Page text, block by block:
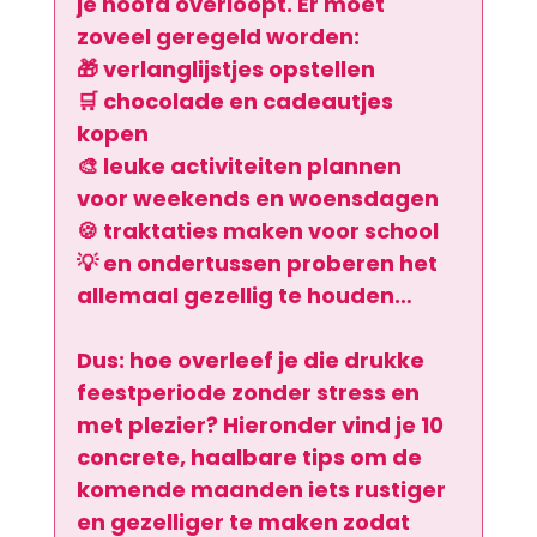
zoveel geregeld worden:
🎁 verlanglijstjes opstellen
🛒 chocolade en cadeautjes
kopen
🎨 leuke activiteiten plannen
voor weekends en woensdagen
🍪 traktaties maken voor school
💡 en ondertussen proberen het
allemaal gezellig te houden…
Dus: hoe overleef je die drukke
feestperiode zonder stress en
met plezier? Hieronder vind je 10
concrete, haalbare tips om de
komende maanden iets rustiger
en gezelliger te maken zodat